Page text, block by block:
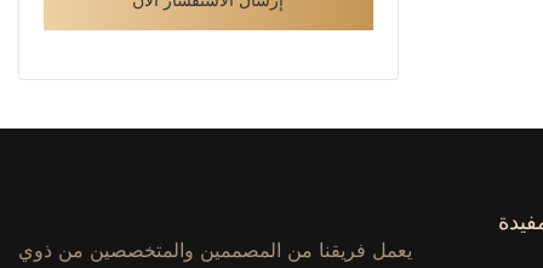
يعمل فريقنا من المصممين والمتخصصين من ذوي